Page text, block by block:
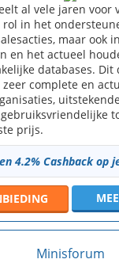
al vele jaren voor
in het
maar ook
en het actueel
databases. Dit
complete en
prijs.
4.2% Cashback op
Minisforum